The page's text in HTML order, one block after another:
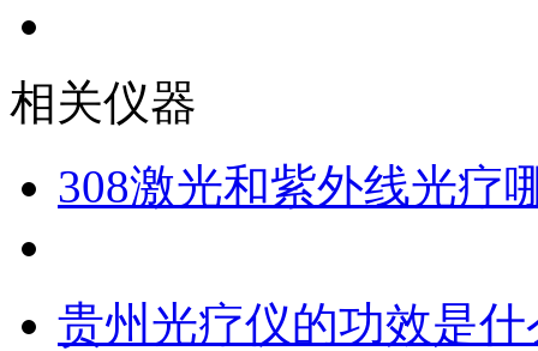
相关仪器
308激光和紫外线光疗
贵州光疗仪的功效是什